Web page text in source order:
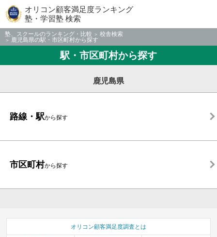
オリコン顧客満足度ランキング
塾・学習塾 検索
塾、スクールのランキング・比較
校舎検索
鹿児島県の駅・市区町村から探す
駅・市区町村から探す
鹿児島県
路線・駅から探す
市区町村から探す
オリコン顧客満足度調査とは